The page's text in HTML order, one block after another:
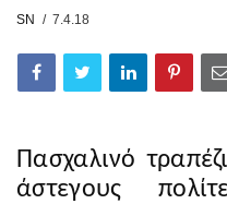
SN 7.4.18
Πασχαλινό
άστεγους